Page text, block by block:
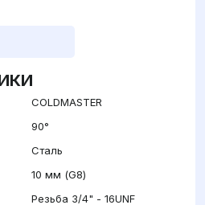
COLDMASTER
90°
Сталь
10 мм (G8)
Резьба 3/4" - 16UNF